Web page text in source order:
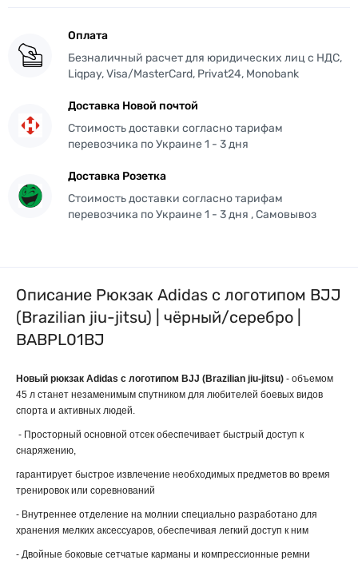
Оплата
Безналичный расчет для юридических лиц с НДС,
Liqpay, Visa/MasterCard, Privat24, Monobank
Доставка Новой почтой
Стоимость доставки согласно тарифам
перевозчика по Украине 1 - 3 дня
Доставка Розетка
Стоимость доставки согласно тарифам
перевозчика по Украине 1 - 3 дня , Самовывоз
Описание Рюкзак Adidas с логотипом BJJ
(Brazilian jiu-jitsu) | чёрный/серебро |
BABPL01BJ
Новый рюкзак Adidas с логотипом BJJ (Brazilian jiu-jitsu) - объемом
45 л станет незаменимым спутником для любителей боевых видов
спорта и активных людей.
- Просторный основной отсек обеспечивает быстрый доступ к
снаряжению,
гарантирует быстрое извлечение необходимых предметов во время
тренировок или соревнований
- Внутреннее отделение на молнии специально разработано для
хранения мелких аксессуаров, обеспечивая легкий доступ к ним
- Двойные боковые сетчатые карманы и компрессионные ремни